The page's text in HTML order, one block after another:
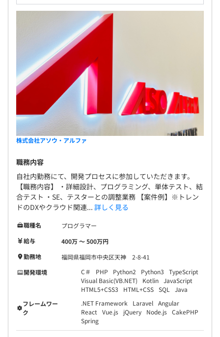
株式会社アソウ・アルファ
職務内容
自社内勤務にて、開発プロセスに参加していただきます。
【職務内容】 ・詳細設計、プログラミング、単体テスト、結
合テスト ・SE、テスターとの調整業務 【案件例】※トレン
ドのDXやクラウド関連... 詳しく見る
職種名
プログラマー
給与
400万 〜 500万円
勤務地
福岡県福岡市中央区天神 2-8-41
開発環境
C＃ PHP Python2 Python3
TypeScript
Visual Basic(VB.NET)
Kotlin JavaScript
HTML5+CSS3
HTML+CSS SQL
Java
フレームワー
ク
.NET Framework Laravel Angular
React
Vue.js jQuery Node.js CakePHP
Spring